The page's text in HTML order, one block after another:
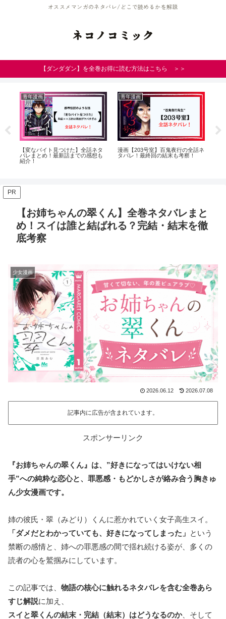
オススメマンガのネタバレ/どこで読めるかを解説
ネコノコミック
【ダンダダン】を全巻お得に読む方法はこちら ＞＞
青年漫画
【変なバイト見つけた】全話ネタ
バレまとめ！最新話までの感想も
紹介！
青年漫画
漫画【203号室】百鬼夜行の全話ネ
タバレ！最終回の結末も考察！
PR
【お姉ちゃんの翠くん】全巻ネタバレまと
め！スイは誰と結ばれる？完結・結末を徹
底考察
少女漫画
2026.06.12 2026.07.08
記事内に広告が含まれています。
スポンサーリンク
『お姉ちゃんの翠くん』は、”好きになってはいけない相
手”への純粋な恋心と、罪悪感・もどかしさが絡み合う胸きゅ
ん少女漫画です。
姉の彼氏・翠（みどり）くんに惹かれていく女子高生スイ。
「ダメだとわかっていても、好きになってしまった」 という
禁断の感情と、姉への罪悪感の間で揺れ続ける姿が、多くの
読者の心を鷲掴みにしています。
この記事では、 物語の核心に触れるネタバレを含む全巻あら
すじ解説に加え、
スイと翠くんの結末・完結（結末）はどうなるのか、そして